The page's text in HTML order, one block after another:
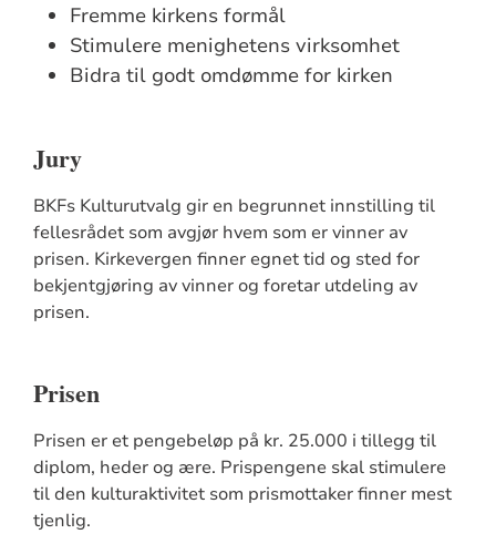
Fremme kirkens formål
Stimulere menighetens virksomhet
Bidra til godt omdømme for kirken
Jury
BKFs Kulturutvalg gir en begrunnet innstilling til
fellesrådet som avgjør hvem som er vinner av
prisen. Kirkevergen finner egnet tid og sted for
bekjentgjøring av vinner og foretar utdeling av
prisen.
Prisen
Prisen er et pengebeløp på kr. 25.000 i tillegg til
diplom, heder og ære. Prispengene skal stimulere
til den kulturaktivitet som prismottaker finner mest
tjenlig.